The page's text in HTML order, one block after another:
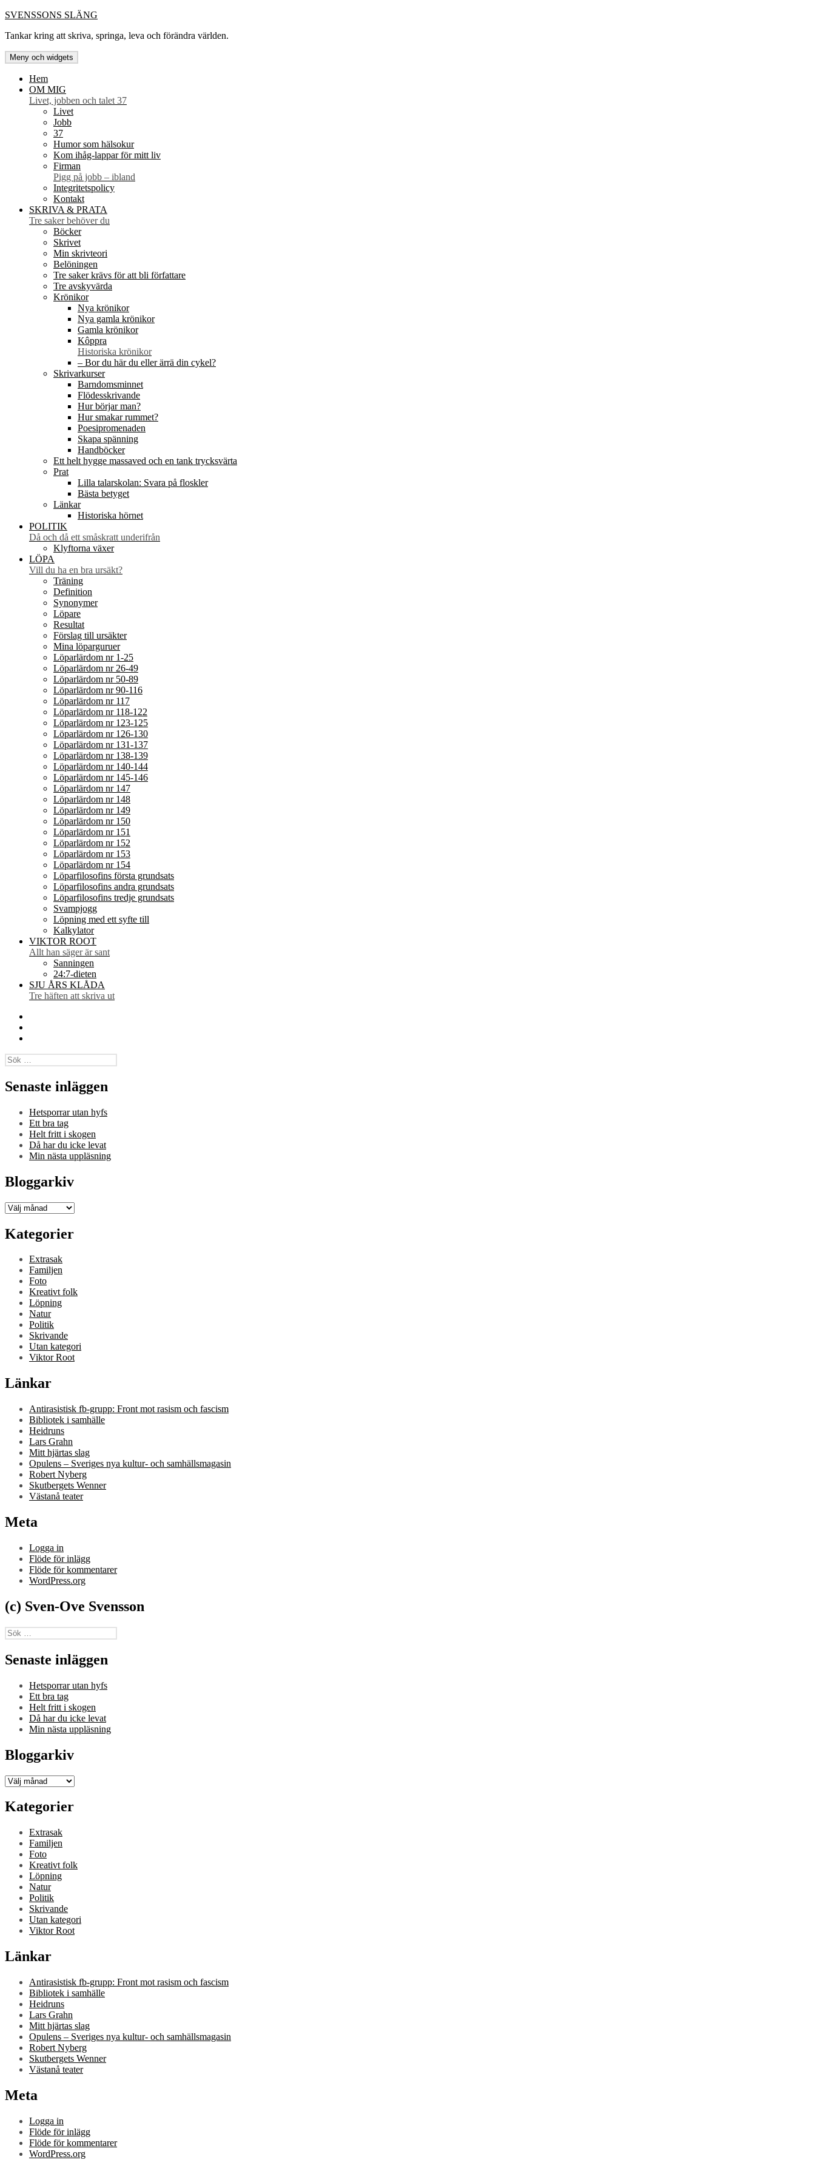
Hoppa
innehåll
SVENSSONS SLÄNG
Tankar kring att skriva, springa, leva och förändra världen.
Meny och widgets
Hem
OM MIG
Livet, jobben och talet 37
Livet
Jobb
37
Humor som hälsokur
Kom ihåg-lappar för mitt liv
Firman
Pigg på jobb – ibland
Integritetspolicy
Kontakt
SKRIVA & PRATA
Tre saker behöver du
Böcker
Skrivet
Min skrivteori
Belöningen
Tre saker krävs för att bli författare
Tre avskyvärda
Krönikor
Nya krönikor
Nya gamla krönikor
Gamla krönikor
Kôppra
Historiska krönikor
– Bor du här du eller ärrä din cykel?
Skrivarkurser
Barndomsminnet
Flödesskrivande
Hur börjar man?
Hur smakar rummet?
Poesipromenaden
Skapa spänning
Handböcker
Ett helt hygge massaved och en tank trycksvärta
Prat
Lilla talarskolan: Svara på floskler
Bästa betyget
Länkar
Historiska hörnet
POLITIK
Då och då ett småskratt underifrån
Klyftorna växer
LÖPA
Vill du ha en bra ursäkt?
Träning
Definition
Synonymer
Löpare
Resultat
Förslag till ursäkter
Mina löparguruer
Löparlärdom nr 1-25
Löparlärdom nr 26-49
Löparlärdom nr 50-89
Löparlärdom nr 90-116
Löparlärdom nr 117
Löparlärdom nr 118-122
Löparlärdom nr 123-125
Löparlärdom nr 126-130
Löparlärdom nr 131-137
Löparlärdom nr 138-139
Löparlärdom nr 140-144
Löparlärdom nr 145-146
Löparlärdom nr 147
Löparlärdom nr 148
Löparlärdom nr 149
Löparlärdom nr 150
Löparlärdom nr 151
Löparlärdom nr 152
Löparlärdom nr 153
Löparlärdom nr 154
Löparfilosofins första grundsats
Löparfilosofins andra grundsats
Löparfilosofins tredje grundsats
Svampjogg
Löpning med ett syfte till
Kalkylator
VIKTOR ROOT
Allt han säger är sant
Sanningen
24:7-dieten
SJU ÅRS KLÅDA
Tre häften att skriva ut
Sök
efter:
Senaste inläggen
Hetsporrar utan hyfs
Ett bra tag
Helt fritt i skogen
Då har du icke levat
Min nästa uppläsning
Bloggarkiv
Bloggarkiv
Kategorier
Extrasak
Familjen
Foto
Kreativt folk
Löpning
Natur
Politik
Skrivande
Utan kategori
Viktor Root
Länkar
Antirasistisk fb-grupp: Front mot rasism och fascism
Bibliotek i samhälle
Heidruns
Lars Grahn
Mitt hjärtas slag
Opulens – Sveriges nya kultur- och samhällsmagasin
Robert Nyberg
Skutbergets Wenner
Västanå teater
Meta
Logga in
Flöde för inlägg
Flöde för kommentarer
WordPress.org
(c) Sven-Ove Svensson
Sök
efter:
Senaste inläggen
Hetsporrar utan hyfs
Ett bra tag
Helt fritt i skogen
Då har du icke levat
Min nästa uppläsning
Bloggarkiv
Bloggarkiv
Kategorier
Extrasak
Familjen
Foto
Kreativt folk
Löpning
Natur
Politik
Skrivande
Utan kategori
Viktor Root
Länkar
Antirasistisk fb-grupp: Front mot rasism och fascism
Bibliotek i samhälle
Heidruns
Lars Grahn
Mitt hjärtas slag
Opulens – Sveriges nya kultur- och samhällsmagasin
Robert Nyberg
Skutbergets Wenner
Västanå teater
Meta
Logga in
Flöde för inlägg
Flöde för kommentarer
WordPress.org